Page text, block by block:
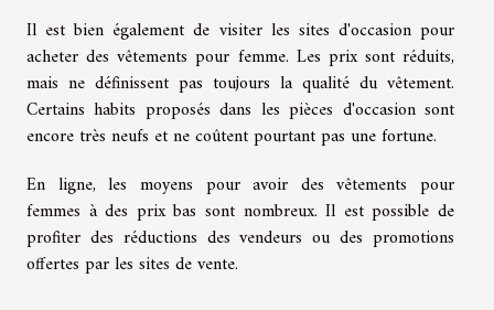
Il est bien également de visiter les sites d'occasion pour
acheter des vêtements pour femme. Les prix sont réduits,
mais ne définissent pas toujours la qualité du vêtement.
Certains habits proposés dans les pièces d'occasion sont
encore très neufs et ne coûtent pourtant pas une fortune.
En ligne, les moyens pour avoir des vêtements pour
femmes à des prix bas sont nombreux. Il est possible de
profiter des réductions des vendeurs ou des promotions
offertes par les sites de vente.